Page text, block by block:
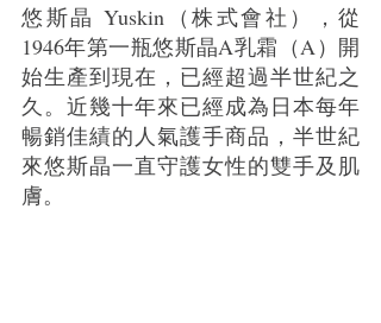
悠斯晶 Yuskin（株式會社），從
1946年第一瓶悠斯晶A乳霜（A）開
始生產到現在，已經超過半世紀之
久。近幾十年來已經成為日本每年
暢銷佳績的人氣護手商品，半世紀
來悠斯晶一直守護女性的雙手及肌
膚。